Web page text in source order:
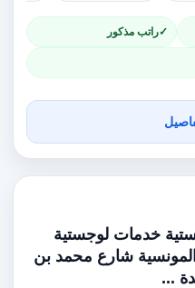
راتب مذكور
خدمات لوجستية
شارع محمد بن
...